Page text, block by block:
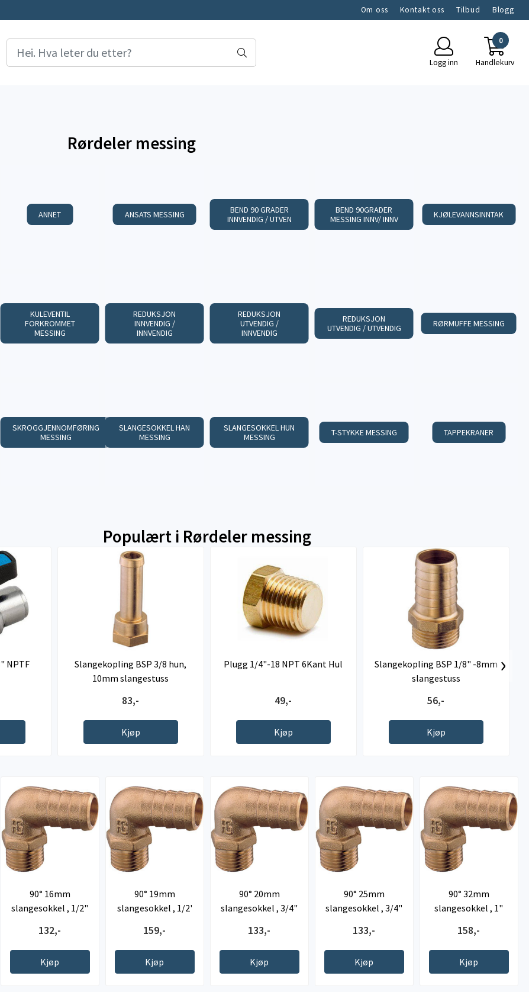
Om oss Kontakt oss Tilbud Blogg
Logg inn
0
Handlekurv
Rørdeler messing
ANNET ANSATS MESSING
BEND 90 GRADER
INNVENDIG / UTVEN
BEND 90GRADER
MESSING INNV/ INNV
KJØLEVANNSINNTAK
KULEVENTIL
FORKROMMET
MESSING
REDUKSJON
INNVENDIG /
INNVENDIG
REDUKSJON
UTVENDIG /
INNVENDIG
REDUKSJON
UTVENDIG / UTVENDIG
RØRMUFFE MESSING
SKROGGJENNOMFØRING
MESSING
SLANGESOKKEL HAN
MESSING
SLANGESOKKEL HUN
MESSING
T-STYKKE MESSING TAPPEKRANER
Populært i Rørdeler messing
NPTF
Slangekopling BSP 3/8 hun,
10mm slangestuss
83,-
Kjøp
Plugg 1/4"-18 NPT 6Kant Hul
49,-
Kjøp
Slangekopling BSP 1/8" -8mm
slangestuss
56,-
Kjøp
›
90° 16mm
slangesokkel , 1/2"
132,-
Kjøp
90° 19mm
slangesokkel , 1/2'
159,-
Kjøp
90° 20mm
slangesokkel , 3/4"
133,-
Kjøp
90° 25mm
slangesokkel , 3/4"
133,-
Kjøp
90° 32mm
slangesokkel , 1"
158,-
Kjøp